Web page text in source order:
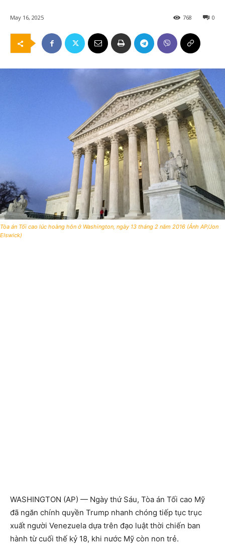
May 16, 2025 0
768
Tòa án Tối cao lúc hoàng hôn ở Washington, ngày 13 tháng 2 năm 2016 (Ảnh AP/Jon
Elswick)
WASHINGTON (AP) — Ngày thứ Sáu, Tòa án Tối cao Mỹ
đã ngăn chính quyền Trump nhanh chóng tiếp tục trục
xuất người Venezuela dựa trên đạo luật thời chiến ban
hành từ cuối thế kỷ 18, khi nước Mỹ còn non trẻ.